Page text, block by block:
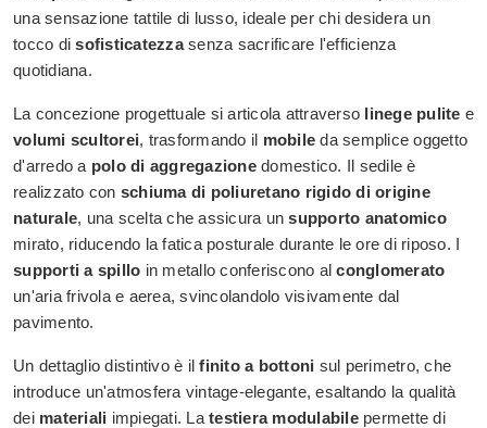
una sensazione tattile di lusso, ideale per chi desidera un
tocco disofisticatezzasenza sacrificare l'efficienza
quotidiana.
La concezione progettuale si articola attraverso linege pulite e
volumi scultorei, trasformando il mobile da semplice oggetto
d'arredo a polo di aggregazionedomestico. Il sedile è
realizzato con schiuma di poliuretano rigido di origine
naturale, una scelta che assicura unsupporto anatomico
mirato, riducendo la fatica posturale durante le ore di riposo. I
supporti a spillo in metallo conferiscono alconglomerato
un'aria frivola e aerea, svincolandolo visivamente dal
pavimento.
Un dettaglio distintivo è ilfinito a bottoni sul perimetro, che
introduce un'atmosfera vintage-elegante, esaltando la qualità
dei materiali impiegati. La testiera modulabilepermette di